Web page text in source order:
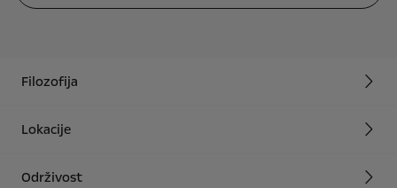
Filozofija
Lokacije
Održivost